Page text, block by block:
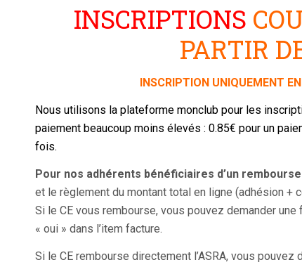
INSCRIPTIONS
PARTIR
INSCRIPTION UNIQUEMENT
Nous utilisons la plateforme monclub pour les
paiement beaucoup moins élevés : 0.85€ pour un
fois.
Pour nos adhérents bénéficiaires d’un
et le règlement du montant total en ligne (adhésion +
Si le CE vous rembourse, vous pouvez demander
« oui » dans l’item facture.
Si le CE rembourse directement l’ASRA, vous